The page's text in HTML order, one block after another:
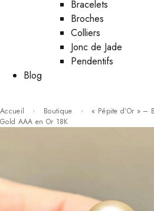
Bracelets
Broches
Colliers
Jonc de Jade
Pendentifs
Blog
Accueil Boutique
« Pépite d’Or » –
Gold AAA en Or 18K